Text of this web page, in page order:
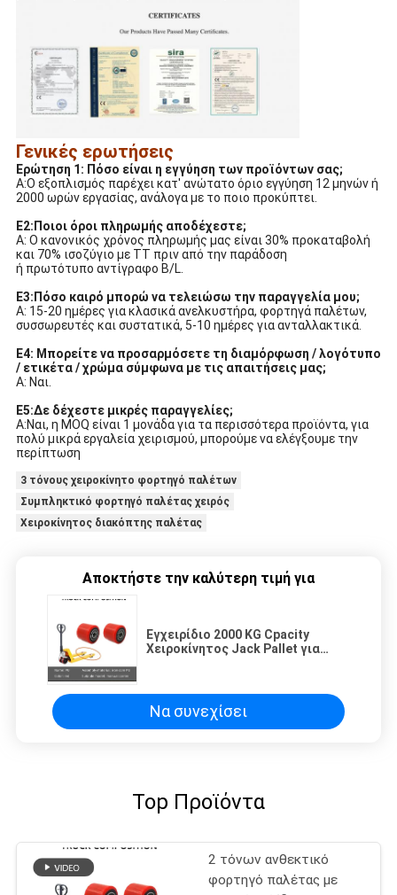
Γενικές ερωτήσεις
Ερώτηση 1: Πόσο είναι η εγγύηση των προϊόντων σας;
Α:Ο εξοπλισμός παρέχει κατ' ανώτατο όριο εγγύηση 12 μηνών ή
2000 ωρών εργασίας, ανάλογα με το ποιο προκύπτει.
Ε2:Ποιοι όροι πληρωμής αποδέχεστε;
Α: Ο κανονικός χρόνος πληρωμής μας είναι 30% προκαταβολή
και 70% ισοζύγιο με TT πριν από την παράδοση
ή πρωτότυπο αντίγραφο B/L.
Ε3:Πόσο καιρό μπορώ να τελειώσω την παραγγελία μου;
Α: 15-20 ημέρες για κλασικά ανελκυστήρα, φορτηγά παλέτων,
συσσωρευτές και συστατικά, 5-10 ημέρες για ανταλλακτικά.
Ε4: Μπορείτε να προσαρμόσετε τη διαμόρφωση / λογότυπο
/ ετικέτα / χρώμα σύμφωνα με τις απαιτήσεις μας;
Α: Ναι.
Ε5:Δε δέχεστε μικρές παραγγελίες;
Α:Ναι, η MOQ είναι 1 μονάδα για τα περισσότερα προϊόντα, για
πολύ μικρά εργαλεία χειρισμού, μπορούμε να ελέγξουμε την
περίπτωση
3 τόνους χειροκίνητο φορτηγό παλέτων
Συμπληκτικό φορτηγό παλέτας χειρός
Χειροκίνητος διακόπτης παλέτας
Αποκτήστε την καλύτερη τιμή για
Εγχειρίδιο 2000 KG Cpacity
Χειροκίνητος Jack Pallet για
Να συνεχίσει
Top Προϊόντα
2 τόνων ανθεκτικό
φορτηγό παλέτας με